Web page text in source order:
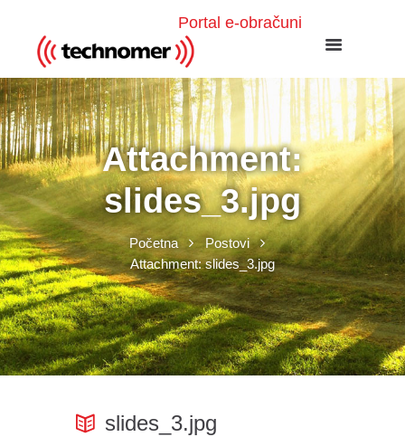
Portal e-obračuni
Attachment:
slides_3.jpg
Početna
Postovi
Attachment: slides_3.jpg
slides_3.jpg